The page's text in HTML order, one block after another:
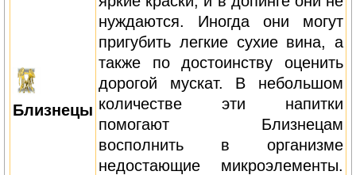
Близнецы
нуждаются. Иногда они могут
пригубить легкие сухие вина, а
также по достоинству оценить
дорогой мускат. В небольшом
количестве эти напитки
помогают Близнецам
восполнить в организме
недостающие микроэлементы.